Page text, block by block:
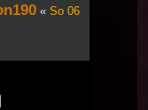
« So 06